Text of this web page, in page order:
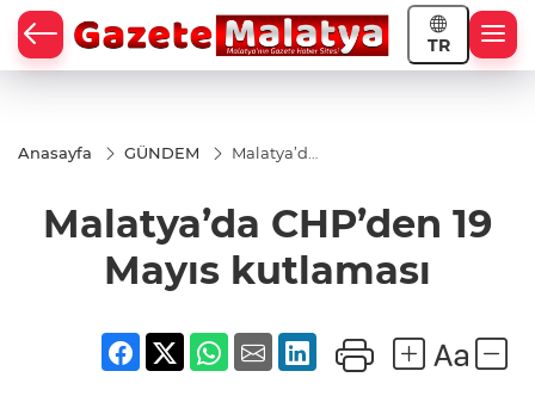
TR
Anasayfa GÜNDEM
Malatya’da
kutlaması
Malatya’da CHP’den 19
Mayıs kutlaması